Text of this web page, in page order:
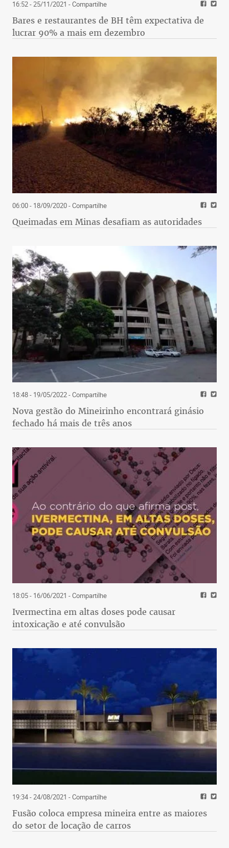
16:52 - 25/11/2021 - Compartilhe
Bares e restaurantes de BH têm expectativa de
lucrar 90% a mais em dezembro
06:00 - 18/09/2020- Compartilhe
Queimadas em Minas desafiam as autoridades
18:48 - 19/05/2022- Compartilhe
Nova gestão do Mineirinho encontrará ginásio
fechado há mais de três anos
18:05 - 16/06/2021 - Compartilhe
Ivermectina em altas doses pode causar
intoxicação e até convulsão
19:34 - 24/08/2021 - Compartilhe
Fusão coloca empresa mineira entre as maiores
do setor de locação de carros